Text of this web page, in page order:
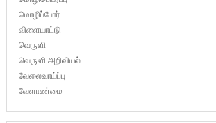
மொழிப்போர்
விளையாட்டு
வெருளி
வெருளி அறிவியல்
வேலைவாய்ப்பு
வேளாண்மை